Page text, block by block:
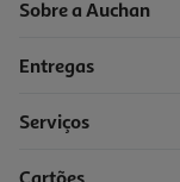
Sobre a Auchan
Entregas
Serviços